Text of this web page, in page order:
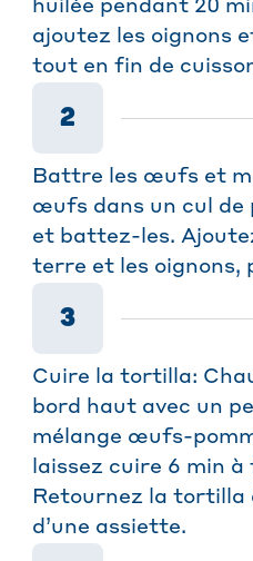
huilée pendant 20
ajoutez les oignons
tout en fin de
2
Battre les œufs et
œufs dans un cul de
et battez-les.
terre et les oignons,
3
Cuire la tortilla:
bord haut avec un
mélange œufs-
laissez cuire 6 min à
Retournez la tortilla
d’une assiette.